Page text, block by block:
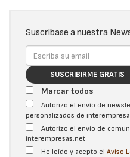
Suscríbase a nuestra
SUSCRIBIRME GRATIS
Marcar todos
Autorizo el envío de
personalizados de
Autorizo el envío de
interempresas.net
He leído y acepto el Aviso